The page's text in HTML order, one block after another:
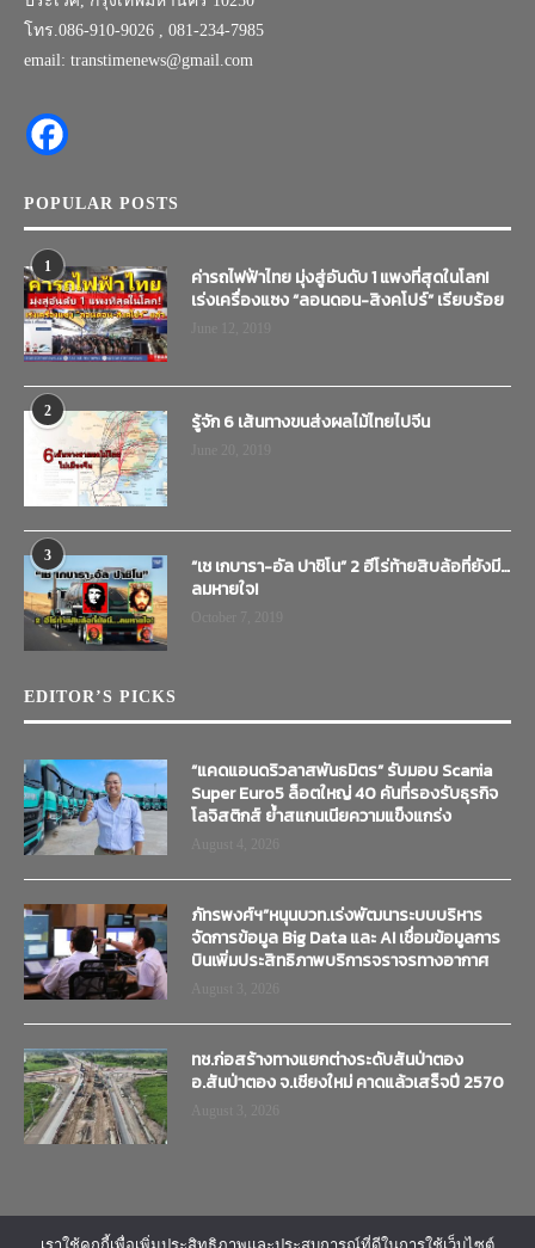
โทร.086-910-9026 , 081-234-7985
email: transtimenews@gmail.com
POPULAR POSTS
1
ค่ารถไฟฟ้าไทย มุ่งสู่อันดับ 1 แพงที่สุดในโลก!
เร่งเครื่องแซง “ลอนดอน-สิงคโปร์” เรียบร้อย
2 รู้จัก 6 เส้นทางขนส่งผลไม้ไทยไปจีน
3
“เช เกบารา-อัล ปาชิโน” 2 ฮีโร่ท้ายสิบล้อที่ยังมี…
ลมหายใจ!
EDITOR’S PICKS
“แคดแอนดริวลาสพันธมิตร” รับมอบ Scania
Super Euro5 ล็อตใหญ่ 40 คันที่รองรับธุรกิจ
โลจิสติกส์ ย้ำสแกนเนียความแข็งแกร่ง
ภัทรพงศ์ฯ”หนุนบวท.เร่งพัฒนาระบบบริหาร
จัดการข้อมูล Big Data และ AI เชื่อมข้อมูลการ
บินเพิ่มประสิทธิภาพบริการจราจรทางอากาศ
ทช.ก่อสร้างทางแยกต่างระดับสันป่าตอง
อ.สันป่าตอง จ.เชียงใหม่ คาดแล้วเสร็จปี 2570